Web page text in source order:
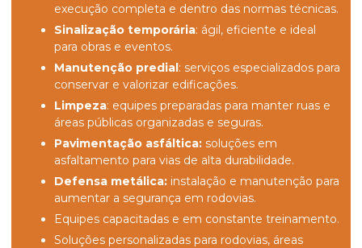
execução completa e dentro das normas técnicas.
Sinalização temporária: ágil, eficiente e ideal
para obras e eventos.
Manutenção predial: serviços especializados para
conservar e valorizar edificações.
Limpeza: equipes preparadas para manter ruas e
áreas públicas organizadas e seguras.
Pavimentação asfáltica:soluções em
asfaltamento para vias de alta durabilidade.
Defensa metálica:instalação e manutenção para
aumentar a segurança em rodovias.
Equipes capacitadas e em constante treinamento.
Soluções personalizadas para rodovias, áreas